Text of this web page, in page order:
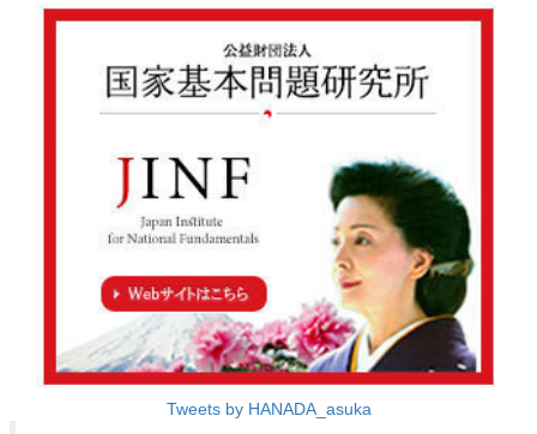
Tweets by HANADA_asuka